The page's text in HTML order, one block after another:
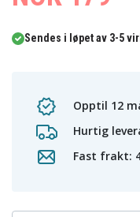
Sendes i løpet av 3-5
Opptil 12
Hurtig
Fast frakt: